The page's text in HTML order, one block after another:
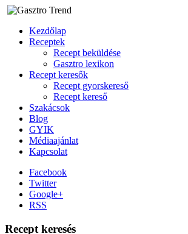
Kezdőlap
Receptek
Recept beküldése
Gasztro lexikon
Recept keresők
Recept gyorskereső
Recept kereső
Szakácsok
Blog
GYIK
Médiaajánlat
Kapcsolat
Facebook
Twitter
Google+
RSS
Recept keresés